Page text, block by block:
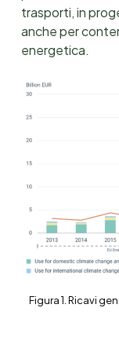
trasporti, in
anche per
energetica.
Figura 1. Ricavi